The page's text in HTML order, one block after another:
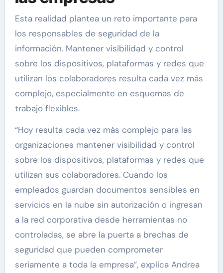
Esta realidad plantea un reto importante para
los responsables de seguridad de la
información. Mantener visibilidad y control
sobre los dispositivos, plataformas y redes que
utilizan los colaboradores resulta cada vez más
complejo, especialmente en esquemas de
trabajo flexibles.
“Hoy resulta cada vez más complejo para las
organizaciones mantener visibilidad y control
sobre los dispositivos, plataformas y redes que
utilizan sus colaboradores. Cuando los
empleados guardan documentos sensibles en
servicios en la nube sin autorización o ingresan
a la red corporativa desde herramientas no
controladas, se abre la puerta a brechas de
seguridad que pueden comprometer
seriamente a toda la empresa”, explica Andrea